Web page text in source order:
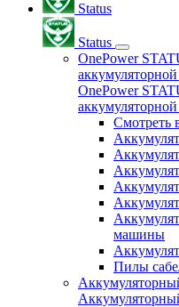
Status
Status
OnePower
OnePower
Смотреть
машины
Пилы